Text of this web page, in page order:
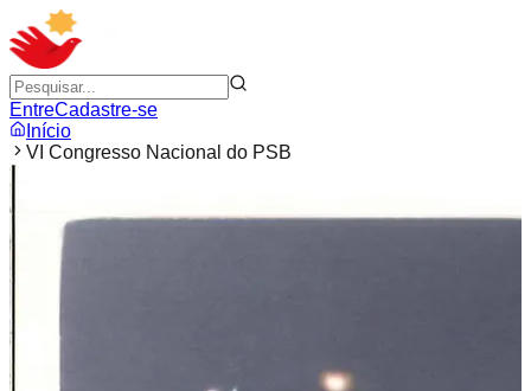
EntreCadastre-se
Início
VI Congresso Nacional do PSB